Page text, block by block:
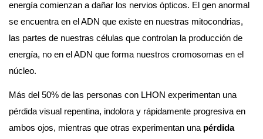
energía comienzan a dañar los nervios ópticos. El gen anormal
se encuentra en el ADN que existe en nuestras mitocondrias,
las partes de nuestras células que controlan la producción de
energía, no en el ADN que forma nuestros cromosomas en el
núcleo.
Más del 50% de las personas con LHON experimentan una
pérdida visual repentina, indolora y rápidamente progresiva en
ambos ojos, mientras que otras experimentan una pérdida